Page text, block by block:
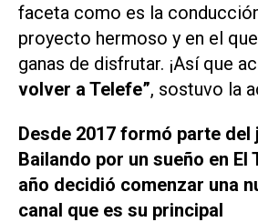
faceta como es la
proyecto hermoso y en el
ganas de disfrutar. ¡Así que
volver a Telefe”, sostuvo la
Desde 2017 formó parte del
Bailando por un sueño en El
año decidió comenzar una
canal que es su principal